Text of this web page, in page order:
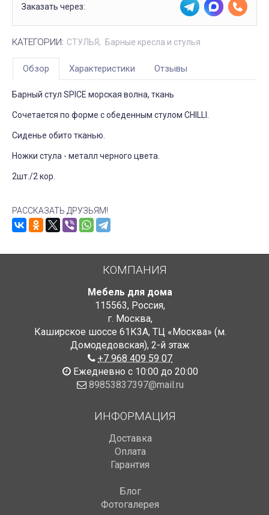
Заказать через:
КАТЕГОРИИ: СТУЛЬЯ Барные кресла и стулья
Обзор Характеристики Отзывы
Барный стул SPICE морская волна, ткань
Сочетается по форме с обеденным стулом CHILLI.
Сиденье обито тканью.
Ножки стула - металл черного цвета.
2шт./2 кор.
РАССКАЗАТЬ ДРУЗЬЯМ!
КОМПАНИЯ
Мебель для дома
115563, Россия,
г. Москва,
Каширское шоссе 61К3А, ТЦ «Москва» (м.
Домодедовская), 2-й этаж
+7 968 409 59 07
Ежедневно с 10:00 до 20:00
89853837397@mail.ru
ИНФОРМАЦИЯ
Доставка
Оплата
Гарантия
Блог
Фотогалерея